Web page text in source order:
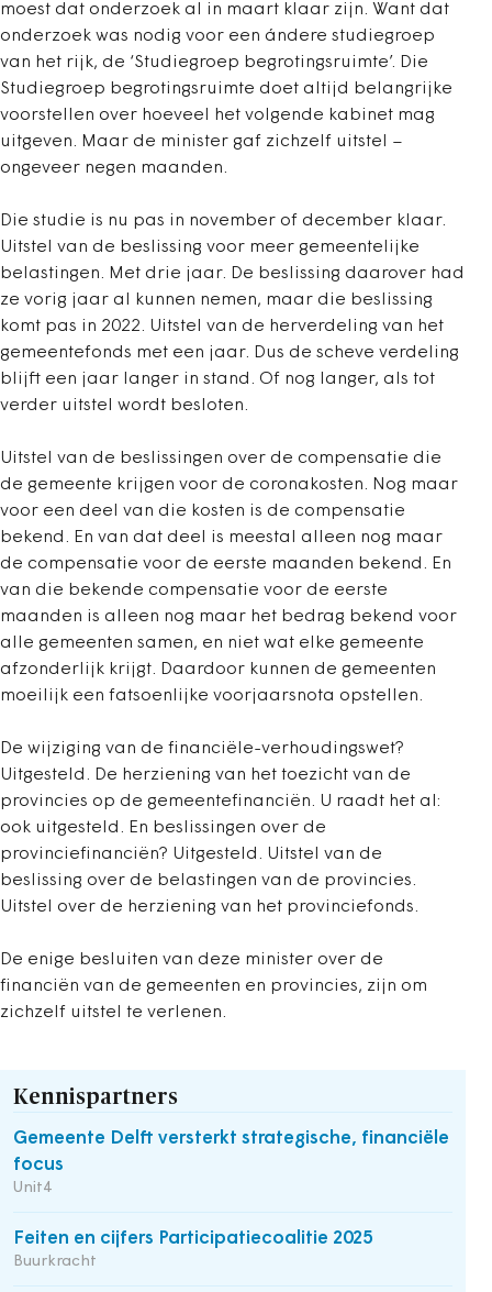
moest dat onderzoek al in maart klaar zijn. Want dat
onderzoek was nodig voor een ándere studiegroep
van het rijk, de ‘Studiegroep begrotingsruimte’. Die
Studiegroep begrotingsruimte doet altijd belangrijke
voorstellen over hoeveel het volgende kabinet mag
uitgeven. Maar de minister gaf zichzelf uitstel –
ongeveer negen maanden.
Die studie is nu pas in november of december klaar.
Uitstel van de beslissing voor meer gemeentelijke
belastingen. Met drie jaar. De beslissing daarover had
ze vorig jaar al kunnen nemen, maar die beslissing
komt pas in 2022. Uitstel van de herverdeling van het
gemeentefonds met een jaar. Dus de scheve verdeling
blijft een jaar langer in stand. Of nog langer, als tot
verder uitstel wordt besloten.
Uitstel van de beslissingen over de compensatie die
de gemeente krijgen voor de coronakosten. Nog maar
voor een deel van die kosten is de compensatie
bekend. En van dat deel is meestal alleen nog maar
de compensatie voor de eerste maanden bekend. En
van die bekende compensatie voor de eerste
maanden is alleen nog maar het bedrag bekend voor
alle gemeenten samen, en niet wat elke gemeente
afzonderlijk krijgt. Daardoor kunnen de gemeenten
moeilijk een fatsoenlijke voorjaarsnota opstellen.
De wijziging van de financiële-verhoudingswet?
Uitgesteld. De herziening van het toezicht van de
provincies op de gemeentefinanciën. U raadt het al:
ook uitgesteld. En beslissingen over de
provinciefinanciën? Uitgesteld. Uitstel van de
beslissing over de belastingen van de provincies.
Uitstel over de herziening van het provinciefonds.
De enige besluiten van deze minister over de
financiën van de gemeenten en provincies, zijn om
zichzelf uitstel te verlenen.
Kennispartners
Gemeente Delft versterkt strategische, financiële
focus
Unit4
Feiten en cijfers Participatiecoalitie 2025
Buurkracht